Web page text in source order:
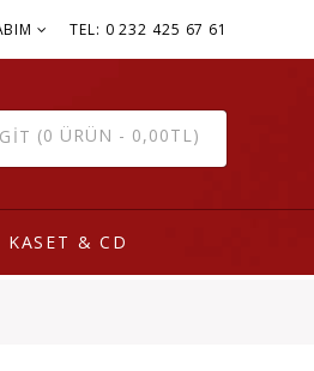
TEL: 0 232 425 67 61
(0 ÜRÜN - 0,00TL)
KASET & CD